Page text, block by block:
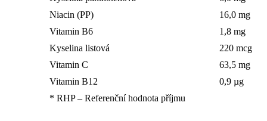
Niacin (PP)
16,0 mg
Vitamin B6
1,8 mg
Kyselina listová 220 mcg
Vitamin C
63,5 mg
Vitamin B12
0,9 µg
* RHP – Referenční hodnota příjmu